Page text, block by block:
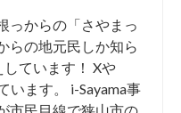
っからの「さやまっ
らの地元民しか知ら
ています！ Xや
います。 i-Sayama事